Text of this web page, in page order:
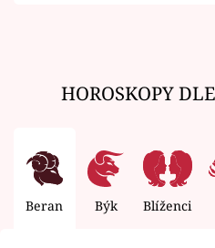
HOROSKOPY
Beran Býk Blíženci